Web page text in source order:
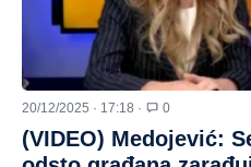
20/12/2025 · 17:18 · 0
(VIDEO) Medojević: